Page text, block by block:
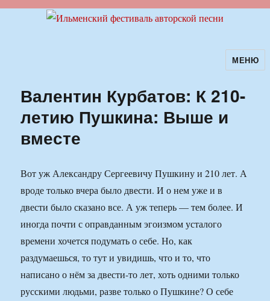
Ильменский фестиваль авторскойМЕНЮ
Валентин Курбатов: К 210-
летию Пушкина: Выше и
вместе
Вот уж Александру Сергеевичу Пушкину и 210 лет. А
вроде только вчера было двести. И о нем уже и в
двести было сказано все. А уж теперь — тем более. И
иногда почти с оправданным эгоизмом усталого
времени хочется подумать о себе. Но, как
раздумаешься, то тут и увидишь, что и то, что
написано о нём за двести-то лет, хоть одними только
русскими людьми, разве только о Пушкине? О себе